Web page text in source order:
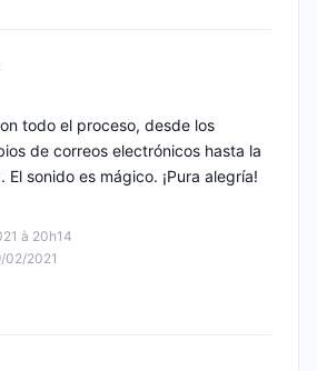
à 20h14
02/2021
todo el proceso, desde los
de correos electrónicos hasta la
sonido es mágico. ¡Pura alegría!